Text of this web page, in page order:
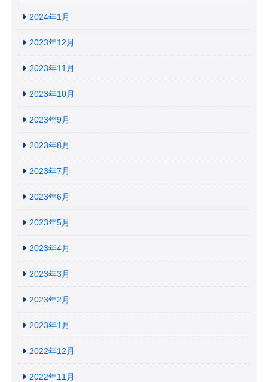
2024年1月
2023年12月
2023年11月
2023年10月
2023年9月
2023年8月
2023年7月
2023年6月
2023年5月
2023年4月
2023年3月
2023年2月
2023年1月
2022年12月
2022年11月